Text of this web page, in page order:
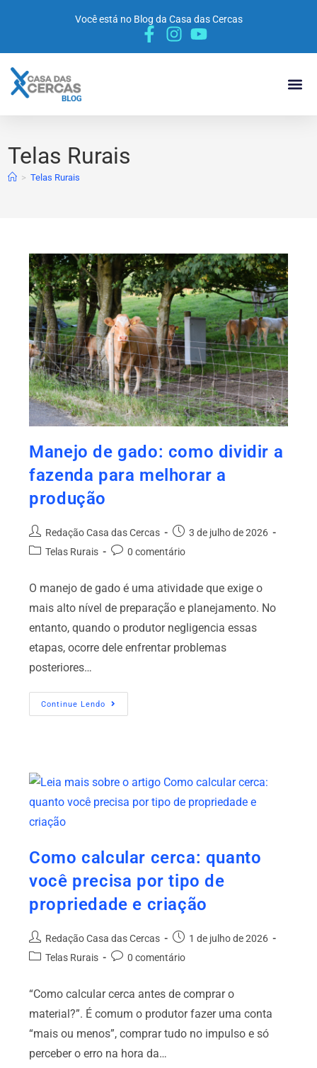
Você está no Blog da Casa das Cercas
Telas Rurais
> Telas Rurais
Manejo de gado: como dividir a
fazenda para melhorar a
produção
Redação Casa das Cercas
3 de julho de 2026
Telas Rurais
0 comentário
O manejo de gado é uma atividade que exige o
mais alto nível de preparação e planejamento. No
entanto, quando o produtor negligencia essas
etapas, ocorre dele enfrentar problemas
posteriores…
Continue Lendo
Como calcular cerca: quanto
você precisa por tipo de
propriedade e criação
Redação Casa das Cercas
1 de julho de 2026
Telas Rurais
0 comentário
“Como calcular cerca antes de comprar o
material?”. É comum o produtor fazer uma conta
“mais ou menos”, comprar tudo no impulso e só
perceber o erro na hora da…